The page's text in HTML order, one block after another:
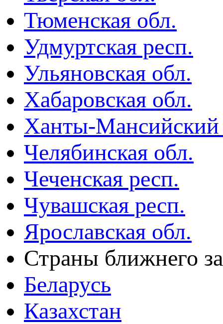
Тюменская обл.
Удмуртская респ.
Ульяновская обл.
Хабаровская обл.
Ханты-
Челябинская обл.
Чеченская респ.
Чувашская респ.
Ярославская обл.
Страны ближнего
Беларусь
Казахстан